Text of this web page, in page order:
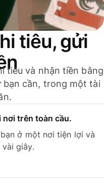
tiêu, gửi
tiêu và nhận tiền bằng
cần, trong một tài
nơi trên toàn cầu.
ở một nơi tiện lợi và
giây.